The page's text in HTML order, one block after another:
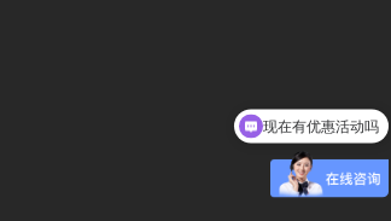
现在有优惠活动吗